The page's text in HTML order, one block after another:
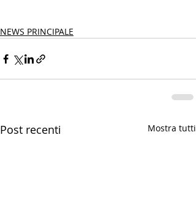
NEWS PRINCIPALE
Post recenti Mostra tutti